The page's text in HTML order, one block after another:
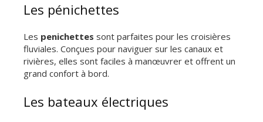
Les pénichettes
Les penichettes sont parfaites pour les croisières
fluviales. Conçues pour naviguer sur les canaux et
rivières, elles sont faciles à manœuvrer et offrent un
grand confort à bord.
Les bateaux électriques